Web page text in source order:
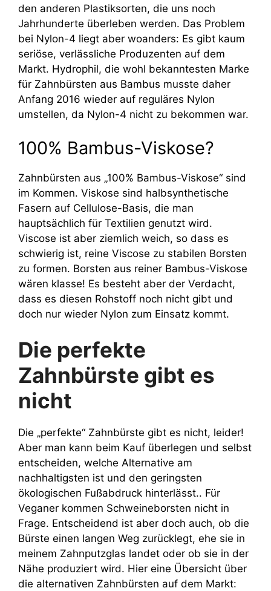
den anderen Plastiksorten, die uns noch
Jahrhunderte überleben werden. Das Problem
bei Nylon-4 liegt aber woanders: Es gibt kaum
seriöse, verlässliche Produzenten auf dem
Markt. Hydrophil, die wohl bekanntesten Marke
für Zahnbürsten aus Bambus musste daher
Anfang 2016 wieder auf reguläres Nylon
umstellen, da Nylon-4 nicht zu bekommen war.
100% Bambus-Viskose?
Zahnbürsten aus „100% Bambus-Viskose“ sind
im Kommen. Viskose sind halbsynthetische
Fasern auf Cellulose-Basis, die man
hauptsächlich für Textilien genutzt wird.
Viscose ist aber ziemlich weich, so dass es
schwierig ist, reine Viscose zu stabilen Borsten
zu formen. Borsten aus reiner Bambus-Viskose
wären klasse! Es besteht aber der Verdacht,
dass es diesen Rohstoff noch nicht gibt und
doch nur wieder Nylon zum Einsatz kommt.
Die perfekte
Zahnbürste gibt es
nicht
Die „perfekte“ Zahnbürste gibt es nicht, leider!
Aber man kann beim Kauf überlegen und selbst
entscheiden, welche Alternative am
nachhaltigsten ist und den geringsten
ökologischen Fußabdruck hinterlässt.. Für
Veganer kommen Schweineborsten nicht in
Frage. Entscheidend ist aber doch auch, ob die
Bürste einen langen Weg zurücklegt, ehe sie in
meinem Zahnputzglas landet oder ob sie in der
Nähe produziert wird. Hier eine Übersicht über
die alternativen Zahnbürsten auf dem Markt: